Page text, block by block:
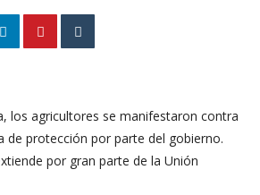
los agricultores se manifestaron contra
de protección por parte del gobierno.
por gran parte de la Unión